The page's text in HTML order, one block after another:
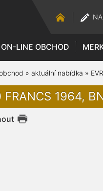
ON-LINE OBCHOD
» aktuální nabídka »
FRANCS 1964,